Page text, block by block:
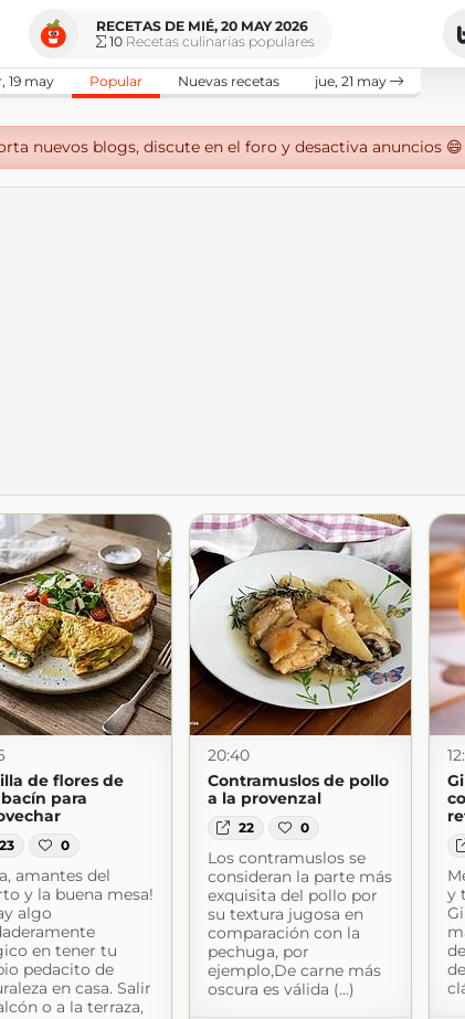
RECETAS DE MIÉ, 20 MAY 2026
10Recetas culinarias populares
19 may Popular Nuevas recetas jue, 21 may
nuevos blogs, discute en el foro y desactiva anuncios 😄
de flores de
para
23 0
amantes del
y la buena mesa!
algo
en tener tu
pedacito de
en casa. Salir
o a la terraza,
20:40
Contramuslos de pollo
a la provenzal
22 0
Los contramuslos se
consideran la parte más
exquisita del pollo por
su textura jugosa en
comparación con la
pechuga, por
ejemplo,De carne más
oscura es válida (...)
y